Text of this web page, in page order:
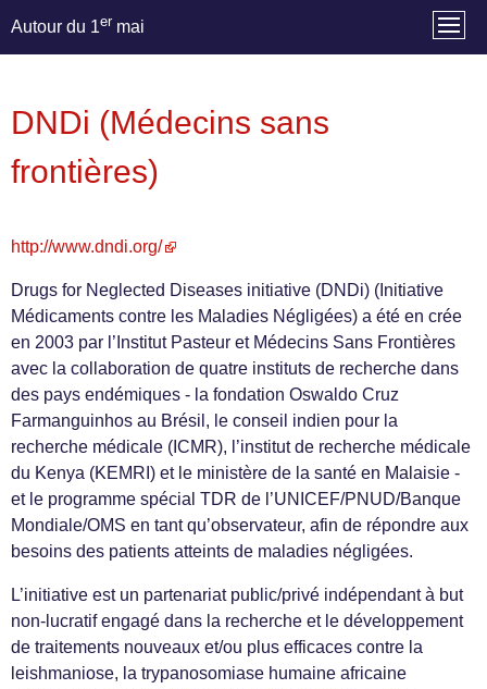
Autour du 1er mai
DNDi (Médecins sans
frontières)
http://www.dndi.org/
Drugs for Neglected Diseases initiative (DNDi) (Initiative
Médicaments contre les Maladies Négligées) a été en crée
en 2003 par l’Institut Pasteur et Médecins Sans Frontières
avec la collaboration de quatre instituts de recherche dans
des pays endémiques - la fondation Oswaldo Cruz
Farmanguinhos au Brésil, le conseil indien pour la
recherche médicale (ICMR), l’institut de recherche médicale
du Kenya (KEMRI) et le ministère de la santé en Malaisie -
et le programme spécial TDR de l’UNICEF/PNUD/Banque
Mondiale/OMS en tant qu’observateur, afin de répondre aux
besoins des patients atteints de maladies négligées.
L’initiative est un partenariat public/privé indépendant à but
non-lucratif engagé dans la recherche et le développement
de traitements nouveaux et/ou plus efficaces contre la
leishmaniose, la trypanosomiase humaine africaine